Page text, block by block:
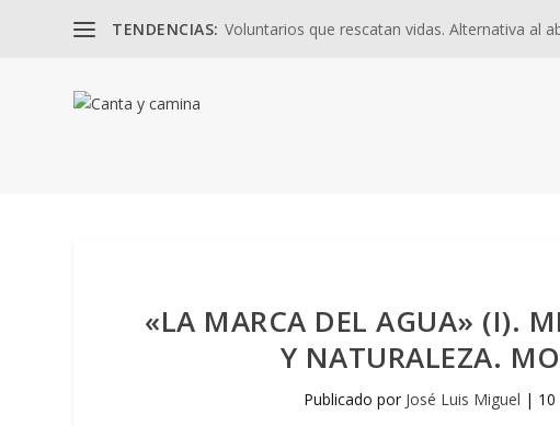
TENDENCIAS: Voluntarios que rescatan vidas. Alternativa al
«LA MARCA DEL AGUA» (I).
Y NATURALEZA.
Publicado por José Luis Miguel | 10